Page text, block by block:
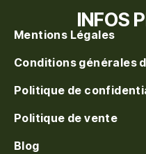
INFOS
Mentions Légales
Conditions générales
Politique de
Politique de vente
Blog